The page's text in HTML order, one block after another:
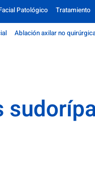
Patológico Tratamiento
Ablación axilar no